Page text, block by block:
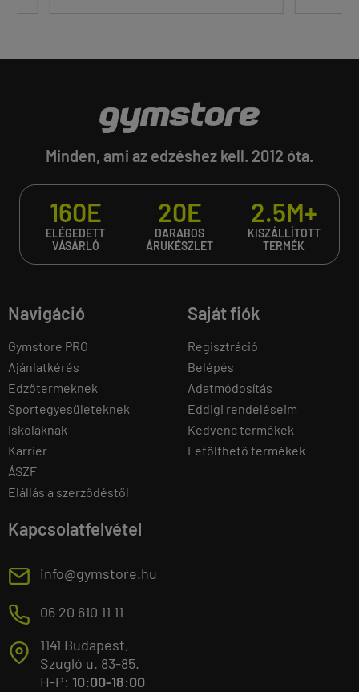
Minden, ami az edzéshez kell. 2012 óta.
160E
ELÉGEDETT
VÁSÁRLÓ
20E
DARABOS
ÁRUKÉSZLET
2.5M+
KISZÁLLÍTOTT
TERMÉK
Navigáció
Gymstore PRO
Ajánlatkérés
Edzőtermeknek
Sportegyesületeknek
Iskoláknak
Karrier
ÁSZF
Elállás a szerződéstől
Saját fiók
Regisztráció
Belépés
Adatmódosítás
Eddigi rendeléseim
Kedvenc termékek
Letölthető termékek
Kapcsolatfelvétel
E info@gymstore.hu
M 06 20 610 11 11
T
1141 Budapest,
Szugló u. 83-85.
H-P: 10:00-18:00